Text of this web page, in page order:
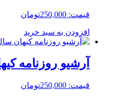
قیمت: 250,000تومان
افزودن به سبد خرید
آرشیو روزنامه
قیمت: 250,000تومان